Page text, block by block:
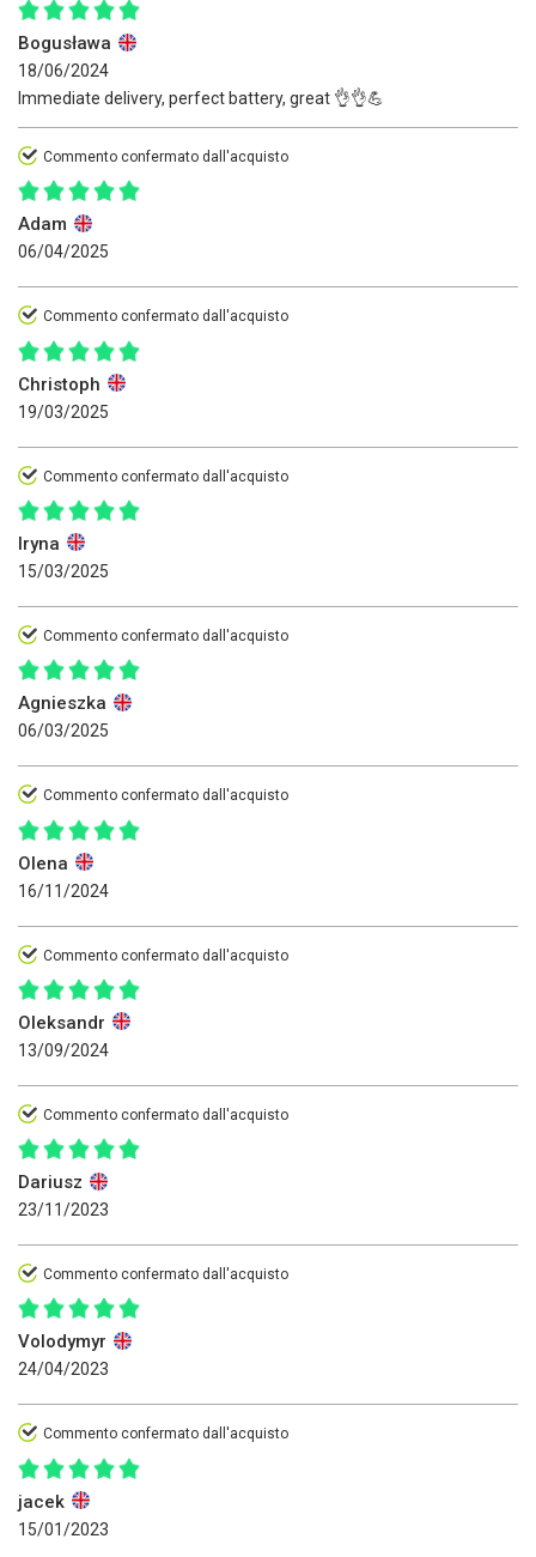
Bogusława
18/06/2024
Immediate delivery, perfect battery, great 👌👌💪
Commento confermato dall'acquisto
Adam
06/04/2025
Commento confermato dall'acquisto
Christoph
19/03/2025
Commento confermato dall'acquisto
Iryna
15/03/2025
Commento confermato dall'acquisto
Agnieszka
06/03/2025
Commento confermato dall'acquisto
Olena
16/11/2024
Commento confermato dall'acquisto
Oleksandr
13/09/2024
Commento confermato dall'acquisto
Dariusz
23/11/2023
Commento confermato dall'acquisto
Volodymyr
24/04/2023
Commento confermato dall'acquisto
jacek
15/01/2023